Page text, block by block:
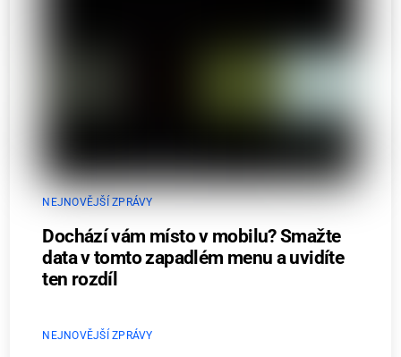
NEJNOVĚJŠÍ ZPRÁVY
Dochází vám místo v mobilu? Smažte
data v tomto zapadlém menu a uvidíte
ten rozdíl
NEJNOVĚJŠÍ ZPRÁVY